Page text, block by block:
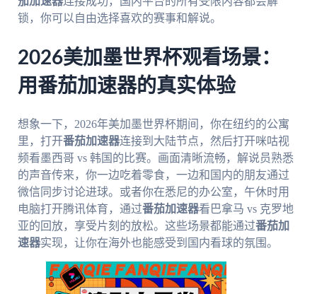
锁，你可以自由选择喜欢的赛事和解说。
2026美加墨世界杯观看场景：
用番茄加速器的真实体验
想象一下，2026年美加墨世界杯期间，你在纽约的公寓
里，打开番茄加速器连接到大陆节点，然后打开咪咕视
频看墨西哥 vs 韩国的比赛。画面清晰流畅，解说员熟悉
的声音传来，你一边吃着零食，一边和国内的朋友通过
微信同步讨论进球。或者你在悉尼的办公室，午休时用
电脑打开腾讯体育，通过番茄加速器看巴拿马 vs 克罗地
亚的回放，享受片刻的放松。这些场景都能通过番茄加
速器实现，让你在海外也能感受到国内看球的氛围。